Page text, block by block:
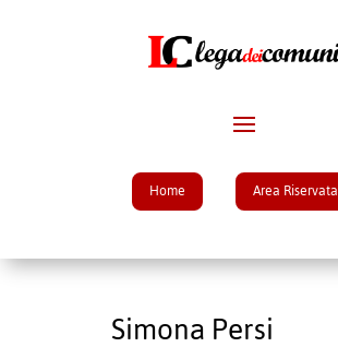
Home Area Riservata
Simona Persi